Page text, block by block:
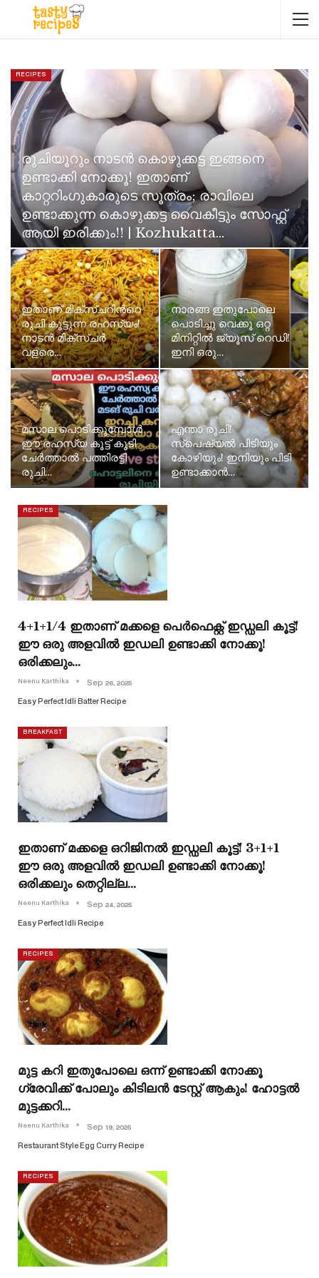
RECIPES
രുചിയൂറും നാടൻ കൊഴുക്കട്ട ഇങ്ങനെ
ഉണ്ടാക്കി നോക്കൂ! ഇതാണ്
കാറ്ററിംഗുകാരുടെ സൂത്രം; രാവിലെ
ഉണ്ടാക്കുന്ന കൊഴുക്കട്ട വൈകീട്ടും സോഫ്റ്റ്
ആയി ഇരിക്കും!! | Kozhukatta…
Neenu Karthika Jun 11, 2026
ഇതാണ് മിക്സ്ചറിൻറെ
രുചി കൂട്ടുന്ന രഹസ്യം!
നാടൻ മിക്സ്ചർ
വളരെ…
നാരങ്ങ ഇതുപോലെ
പൊടിച്ചു വെക്കൂ ഒറ്റ
മിനിറ്റിൽ ജ്യൂസ് റെഡി!
ഇനി ഒരു…
മസാല പൊടിക്കുമ്പോൾ
ഈ രഹസ്യ കൂട്ട് കൂടി
ചേർത്താൽ പത്തിരട്ടി
രുചി…
എന്താ രുചി!
സ്പെഷ്യൽ പിടിയും
കോഴിയും! ഇനിയും പിടി
ഉണ്ടാക്കാൻ…
RECIPES
4+1+1/4 ഇതാണ് മക്കളെ പെർഫെക്റ്റ് ഇഡ്ഡലി കൂട്ട്!
ഈ ഒരു അളവിൽ ഇഡലി ഉണ്ടാക്കി നോക്കൂ!
ഒരിക്കലും…
Neenu Karthika Sep 26, 2025
Easy Perfect Idli Batter Recipe
BREAKFAST
ഇതാണ് മക്കളെ ഒറിജിനൽ ഇഡ്ഡലി കൂട്ട്! 3+1+1
ഈ ഒരു അളവിൽ ഇഡലി ഉണ്ടാക്കി നോക്കൂ!
ഒരിക്കലും തെറ്റില്ല…
Neenu Karthika Sep 24, 2025
Easy Perfect Idli Recipe
RECIPES
മുട്ട കറി ഇതുപോലെ ഒന്ന് ഉണ്ടാക്കി നോക്കൂ
ഗ്രേവിക്ക്‌ പോലും കിടിലൻ ടേസ്റ്റ് ആകും! ഹോട്ടൽ
മുട്ടക്കറി…
Neenu Karthika Sep 19, 2025
Restaurant Style Egg Curry Recipe
RECIPES